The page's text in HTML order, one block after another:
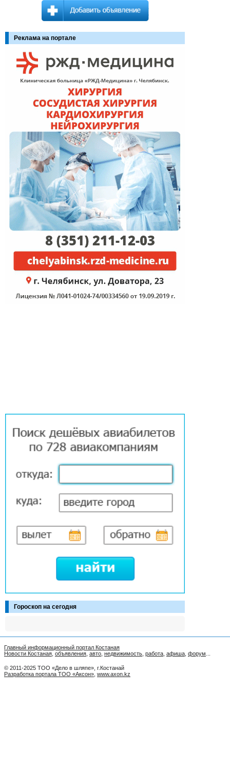
Реклама на портале
Гороскоп на сегодня
Главный информационный портал Костаная
Новости Костаная объявления авто недвижимость работа афиша форум
© 2011-2025 ТОО «Дело в шляпе», г.Костанай
Разработка портала ТОО «Аксон» www.axon.kz